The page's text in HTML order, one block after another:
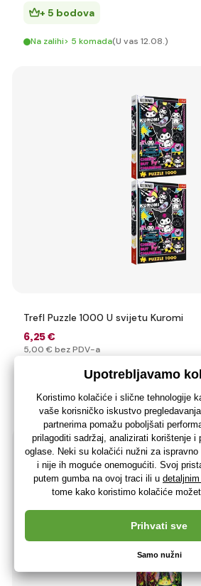
+ 5 bodova
Na zalihi> 5 komada(U vas 12.08.)
Trefl Puzzle 1000 U svijetu Kuromi
6,25 €
5,00 € bez PDV-a
+ 6 bodova
Na zalihi> 5 komada (U vas 12.08.)